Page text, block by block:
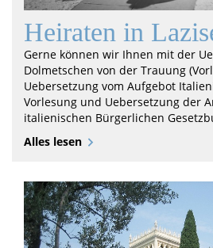
Heiraten in
Gerne können wir Ihnen mit der
Dolmetschen von der Trauung
Uebersetzung vom Aufgebot
Vorlesung und Uebersetzung der
italienischen Bürgerlichen
Alles lesen